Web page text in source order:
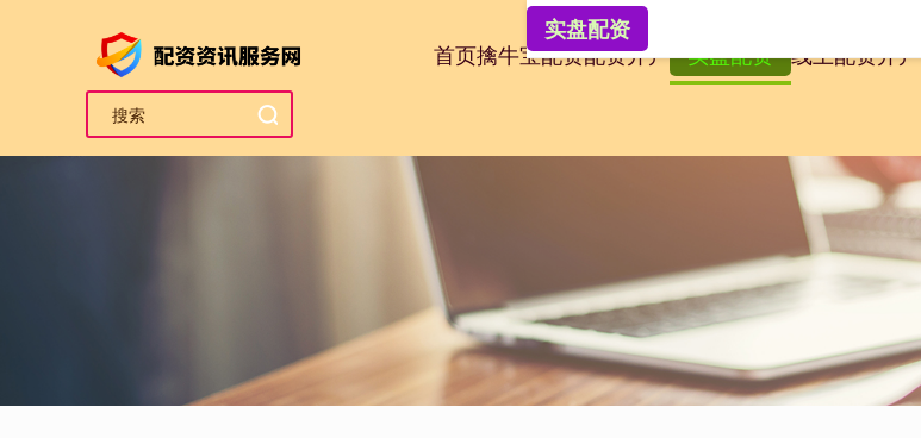
首页擒牛宝配资配资开户 实盘配资 线上配资开户
实盘配资